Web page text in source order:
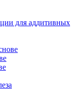
для аддитивных